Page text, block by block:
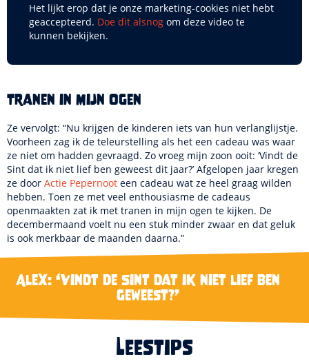
Het lijkt erop dat je onze marketing-cookies niet hebt
geaccepteerd. Doe dit alsnog om deze video te
kunnen bekijken.
Tranen in mijn ogen
Ze vervolgt: “Nu krijgen de kinderen iets van hun verlanglijstje.
Voorheen zag ik de teleurstelling als het een cadeau was waar
ze niet om hadden gevraagd. Zo vroeg mijn zoon ooit: ‘Vindt de
Sint dat ik niet lief ben geweest dit jaar?’ Afgelopen jaar kregen
ze door Actie Pepernoot een cadeau wat ze heel graag wilden
hebben. Toen ze met veel enthousiasme de cadeaus
openmaakten zat ik met tranen in mijn ogen te kijken. De
decembermaand voelt nu een stuk minder zwaar en dat geluk
is ook merkbaar de maanden daarna.”
Alex: ‘Vindt de Sint dat ik niet lief ben
geweest?’
Leestips